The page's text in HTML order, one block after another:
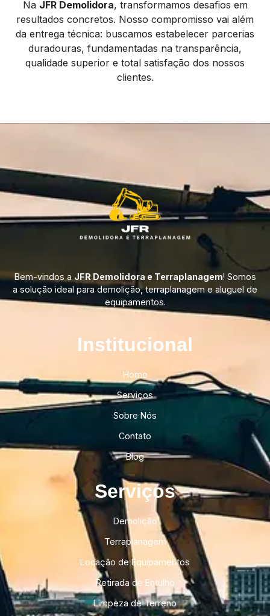
Na JFR Demolidora, transformamos desafios em
resultados concretos. Nosso compromisso vai além
da entrega técnica: buscamos estabelecer parcerias
duradouras, fundamentadas na transparência,
qualidade superior e total satisfação dos nossos
clientes.
Bem-vindos a JFR Demolidora e Terraplanagem! Somos
a solução ideal para demolição, terraplanagem e aluguel de
equipamentos.
Institucional​
Home
Serviços
Sobre Nós
Contato
Blog
Serviços
Demolição
Terraplanagem
Locação de Equipamentos
Retirada de Entulho
Limpeza de Terreno